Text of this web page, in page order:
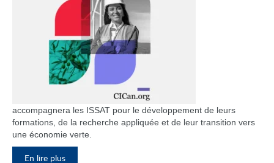
accompagnera les ISSAT pour le développement de leurs
formations, de la recherche appliquée et de leur transition vers
une économie verte.
En lire plus